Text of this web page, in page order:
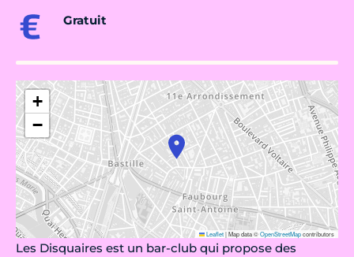
Gratuit
+
−
Leaflet|Map data ©OpenStreetMapcontributors
Les Disquaires est un bar-club qui propose des